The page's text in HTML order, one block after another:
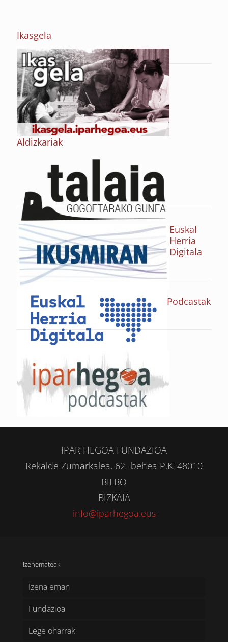
Ikasgela
Aldizkariak
Euskal
Herria
Digitala
Podcastak
IPAR HEGOA FUNDAZIOA
Rekalde Zumarkalea, 62 -behea P.K. 48010
BILBO
BIZKAIA
info@iparhegoa.eus
Izenemateak
Izena eman
Fundazioa
Lege oharrak